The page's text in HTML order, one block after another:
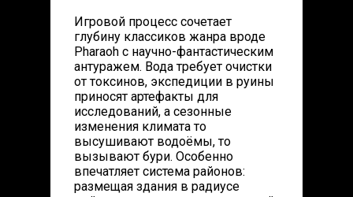
Игровой процесс сочетает
глубину классиков жанра вроде
Pharaoh с научно-фантастическим
антуражем. Вода требует очистки
от токсинов, экспедиции в руины
приносят артефакты для
исследований, а сезонные
изменения климата то
высушивают водоёмы, то
вызывают бури. Особенно
впечатляет система районов:
размещая здания в радиусе